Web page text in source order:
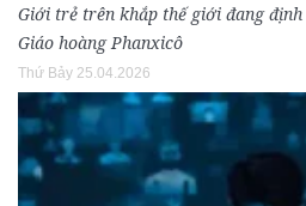
Giới trẻ trên khắp thế giới đang
Giáo hoàng Phanxicô
Thứ Bảy 25.04.2026